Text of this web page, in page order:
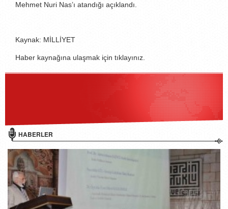
Mehmet Nuri Nas’ı atandığı açıklandı.
Kaynak: MİLLİYET
Haber kaynağına ulaşmak için tıklayınız.
HABERLER